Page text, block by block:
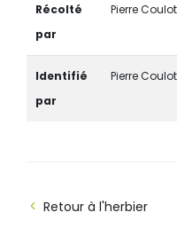
Récolté
par
Pierre Coulot
Identifié
par
Pierre Coulot
Retour à l'herbier